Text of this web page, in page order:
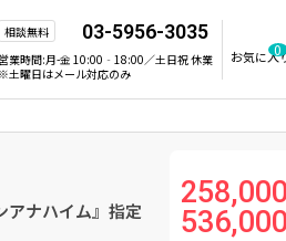
相談無料 03-5956-3035
営業時間:月-金 10:00‐18:00／土日祝 休業
※土曜日はメール対応のみ
お気に入0
アナハイム』指定
258,000
536,000